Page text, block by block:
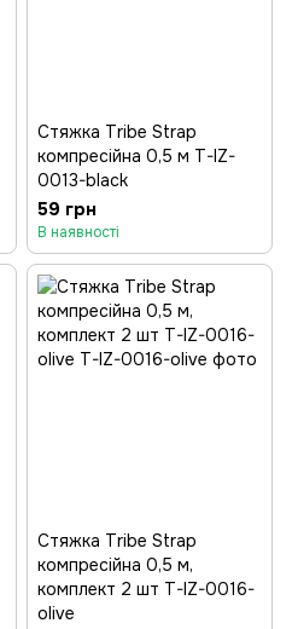
Стяжка Tribe Strap
компресійна 0,5 м T-IZ-
0013-black
59 грн
В наявності
Стяжка Tribe Strap
компресійна 0,5 м,
комплект 2 шт T-IZ-0016-
olive